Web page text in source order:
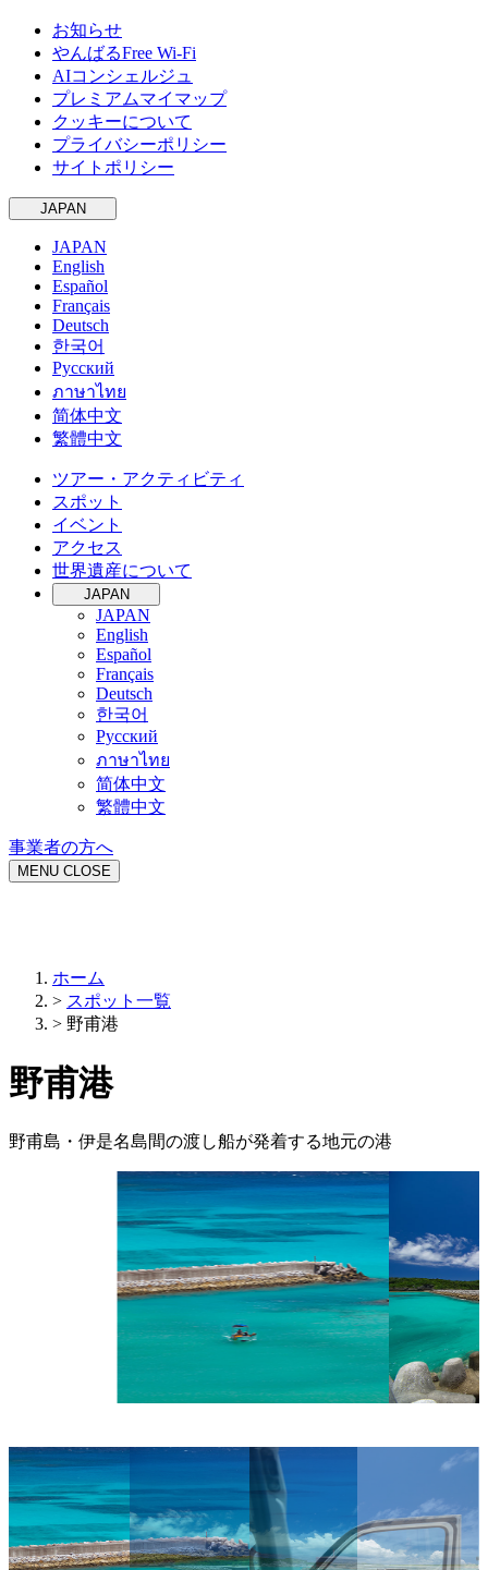
お知らせ
やんばるFree Wi-Fi
AIコンシェルジュ
プレミアムマイマップ
クッキーについて
プライバシーポリシー
サイトポリシー
JAPAN
JAPAN
English
Español
Français
Deutsch
한국어
Русский
ภาษาไทย
简体中文
繁體中文
ツアー・アクティビティ
スポット
イベント
アクセス
世界遺産について
JAPAN
JAPAN
English
Español
Français
Deutsch
한국어
Русский
ภาษาไทย
简体中文
繁體中文
事業者の方へ
MENU CLOSE
ホーム
> スポット一覧
> 野甫港
野甫港
野甫島・伊是名島間の渡し船が発着する地元の港